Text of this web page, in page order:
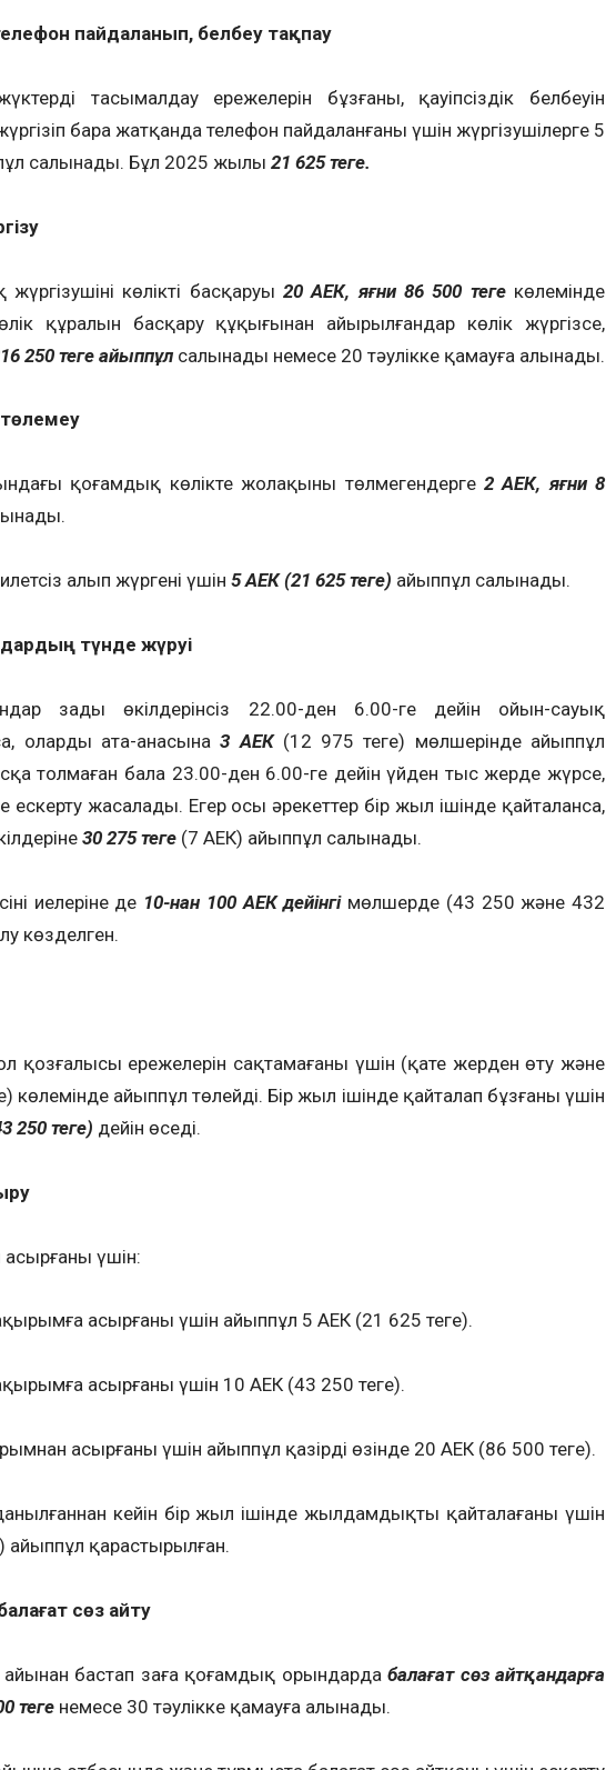
пайдаланып, белбеу тақпау
тасымалдау ережелерін бұзғаны, қауіпсіздік белбеуін
бара жатқанда телефон пайдаланғаны үшін жүргізушілерге 5
салынады. Бұл 2025 жылы 21 625 теңге.
көлікті басқаруы 20 АЕК, яғни 86 500 теңге көлемінде
құралын басқару құқығынан айырылғандар көлік жүргізсе,
250 теңге айыппұл салынады немесе 20 тәулікке қамауға алынады.
қоғамдық көлікте жолақыны төлмегендерге 2 АЕК, яғни 8
алып жүргені үшін 5 АЕК (21 625 теңге) айыппұл салынады.
түнде жүруі
заңды өкілдерінсіз 22.00-ден 6.00-ге дейін ойын-сауық
олардың ата-анасына 3 АЕК (12 975 теңге) мөлшерінде айыппұл
толмаған бала 23.00-ден 6.00-ге дейін үйден тыс жерде жүрсе,
ескерту жасалады. Егер осы әрекеттер бір жыл ішінде қайталанса,
30 275 теңге (7 АЕК) айыппұл салынады.
иелеріне де 10-нан 100 АЕК дейінгі мөлшерде (43 250 және 432
көзделген.
қозғалысы ережелерін сақтамағаны үшін (қате жерден өту және
көлемінде айыппұл төлейді. Бір жыл ішінде қайталап бұзғаны үшін
250 теңге) дейін өседі.
үшін:
асырғаны үшін айыппұл 5 АЕК (21 625 теңге).
асырғаны үшін 10 АЕК (43 250 теңге).
асырғаны үшін айыппұл қазірдің өзінде 20 АЕК (86 500 теңге).
кейін бір жыл ішінде жылдамдықты қайталағаны үшін
айыппұл қарастырылған.
сөз айту
бастап заңға қоғамдық орындарда балағат сөз айтқандарға
теңге немесе 30 тәулікке қамауға алынады.